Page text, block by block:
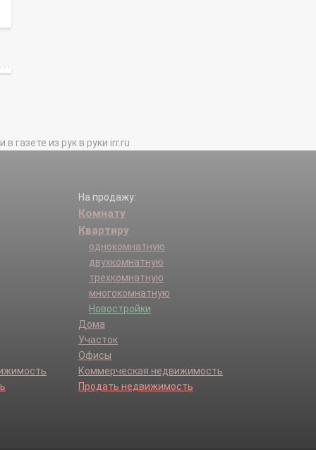
газете из рук в руки irr.ru
На продажу:
Комнату
Квартиру
однокомнатную
двухкомнатную
трехкомнатную
многокомнатную
Новостройки
Дома
Участок
Офисы
Коммерческая недвижимость
Продать недвижимость